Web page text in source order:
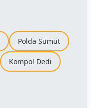
Polda Sumut
Kompol Dedi